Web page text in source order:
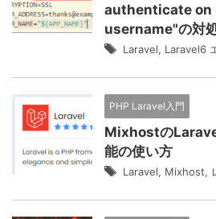
authenticate on
username"の対
Laravel, Laravel6
PHP Laravel入門
Mixhostの
能の使い方
Laravel, Mixhost,